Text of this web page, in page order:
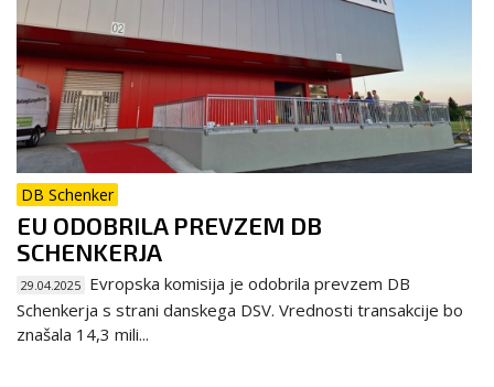
DB Schenker
EU ODOBRILA PREVZEM DB
SCHENKERJA
29.04.2025 Evropska komisija je odobrila prevzem DB
Schenkerja s strani danskega DSV. Vrednosti transakcije bo
znašala 14,3 mili...